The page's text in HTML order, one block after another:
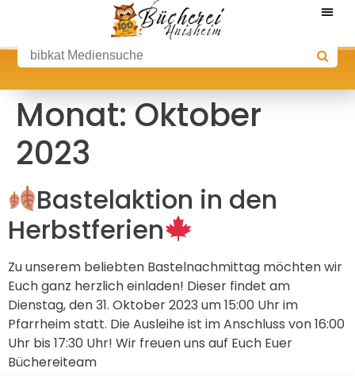
Monat: Oktober
2023
Bastelaktion in den
Herbstferien
Zu unserem beliebten Bastelnachmittag möchten wir
Euch ganz herzlich einladen! Dieser findet am
Dienstag, den 31. Oktober 2023 um 15:00 Uhr im
Pfarrheim statt. Die Ausleihe ist im Anschluss von 16:00
Uhr bis 17:30 Uhr! Wir freuen uns auf Euch Euer
Büchereiteam